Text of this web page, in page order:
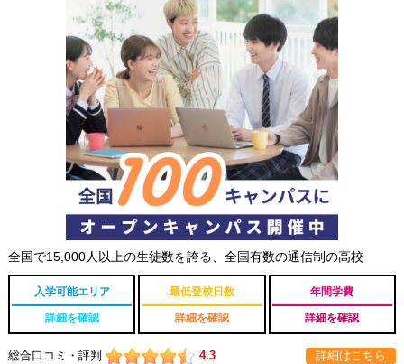
全国で15,000人以上の生徒数を誇る、全国有数の通信制の高校
入学可能エリア
詳細を確認
最低登校日数
詳細を確認
年間学費
詳細を確認
総合口コミ・評判 4.3 詳細はこちら